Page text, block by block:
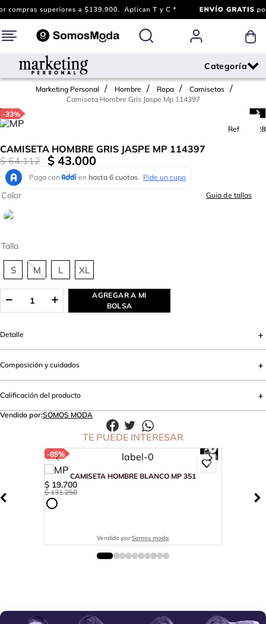
Marketing Personal Hombre Ropa
Camisetas
Camiseta Hombre Gris Jaspe Mp 114397
-33%
Ref.
792128
CAMISETA HOMBRE GRIS JASPE MP 114397
$ 64.112 $ 43.000
Talla
S M L XL
Color Guia de tallas
AGREGAR A MI
BOLSA
Detalle
Composición y cuidados
Calificación del producto
Vendido por:SOMOS MODA
TE PUEDE INTERESAR
-85%
CAMISETA HOMBRE BLANCO MP 351
$ 19.700
$ 131.250
Vendido por:Somos moda